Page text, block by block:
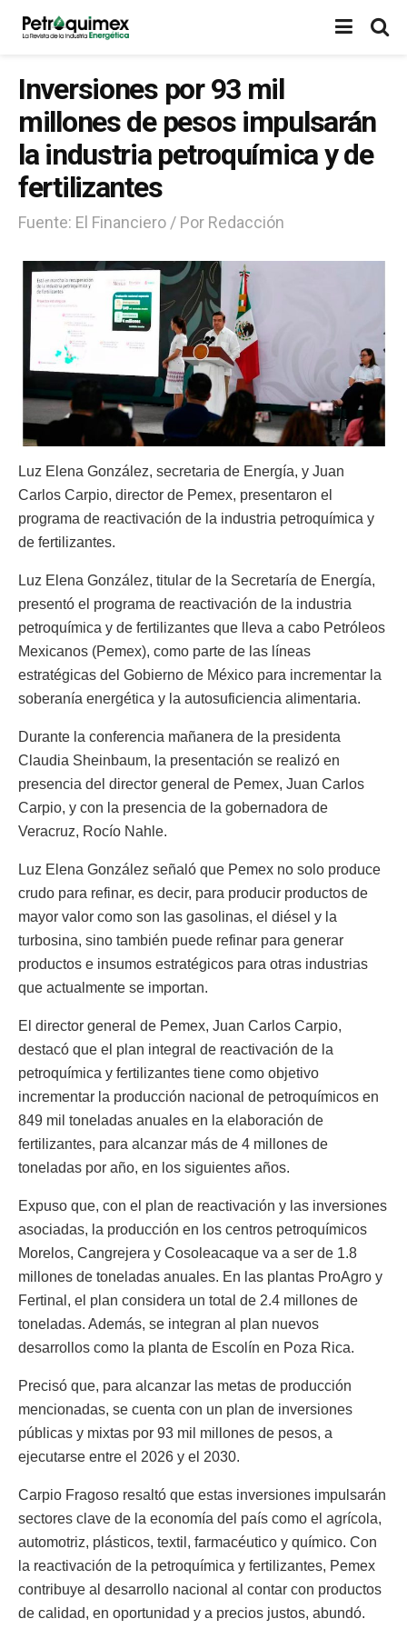
Inversiones por 93 mil
millones de pesos impulsarán
la industria petroquímica y de
fertilizantes
Fuente: El Financiero / Por Redacción
Luz Elena González, secretaria de Energía, y Juan
Carlos Carpio, director de Pemex, presentaron el
programa de reactivación de la industria petroquímica y
de fertilizantes.
Luz Elena González, titular de la Secretaría de Energía,
presentó el programa de reactivación de la industria
petroquímica y de fertilizantes que lleva a cabo Petróleos
Mexicanos (Pemex), como parte de las líneas
estratégicas del Gobierno de México para incrementar la
soberanía energética y la autosuficiencia alimentaria.
Durante la conferencia mañanera de la presidenta
Claudia Sheinbaum, la presentación se realizó en
presencia del director general de Pemex, Juan Carlos
Carpio, y con la presencia de la gobernadora de
Veracruz, Rocío Nahle.
Luz Elena González señaló que Pemex no solo produce
crudo para refinar, es decir, para producir productos de
mayor valor como son las gasolinas, el diésel y la
turbosina, sino también puede refinar para generar
productos e insumos estratégicos para otras industrias
que actualmente se importan.
El director general de Pemex, Juan Carlos Carpio,
destacó que el plan integral de reactivación de la
petroquímica y fertilizantes tiene como objetivo
incrementar la producción nacional de petroquímicos en
849 mil toneladas anuales en la elaboración de
fertilizantes, para alcanzar más de 4 millones de
toneladas por año, en los siguientes años.
Expuso que, con el plan de reactivación y las inversiones
asociadas, la producción en los centros petroquímicos
Morelos, Cangrejera y Cosoleacaque va a ser de 1.8
millones de toneladas anuales. En las plantas ProAgro y
Fertinal, el plan considera un total de 2.4 millones de
toneladas. Además, se integran al plan nuevos
desarrollos como la planta de Escolín en Poza Rica.
Precisó que, para alcanzar las metas de producción
mencionadas, se cuenta con un plan de inversiones
públicas y mixtas por 93 mil millones de pesos, a
ejecutarse entre el 2026 y el 2030.
Carpio Fragoso resaltó que estas inversiones impulsarán
sectores clave de la economía del país como el agrícola,
automotriz, plásticos, textil, farmacéutico y químico. Con
la reactivación de la petroquímica y fertilizantes, Pemex
contribuye al desarrollo nacional al contar con productos
de calidad, en oportunidad y a precios justos, abundó.